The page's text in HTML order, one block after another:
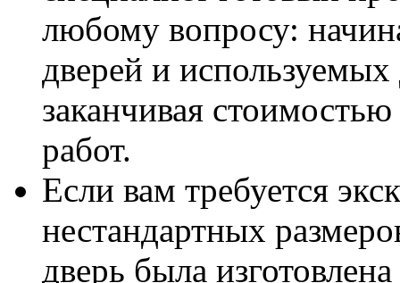
любому вопросу:
дверей и
заканчивая
работ.
Если вам требуется
нестандартных
дверь была